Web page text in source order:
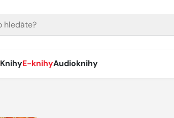
KnihyE-knihyAudioknihy